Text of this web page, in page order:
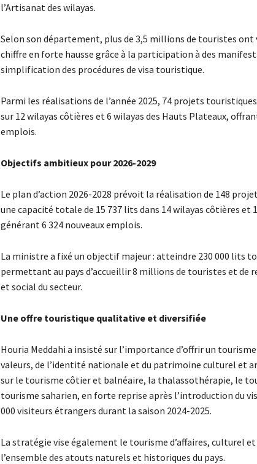
l’Artisanat des wilayas.
Selon son département, plus de 3,5 millions de touristes ont
chiffre en forte hausse grâce à la participation à des
simplification des procédures de visa touristique.
Parmi les réalisations de l’année 2025, 74 projets
sur 12 wilayas côtières et 6 wilayas des Hauts Plateaux,
emplois.
Objectifs ambitieux pour 2026-2029
Le plan d’action 2026-2028 prévoit la réalisation de 148
une capacité totale de 15 737 lits dans 14 wilayas côtières et
générant 6 324 nouveaux emplois.
La ministre a fixé un objectif majeur : atteindre 230 000 lits
permettant au pays d’accueillir 8 millions de touristes et de
et social du secteur.
Une offre touristique qualitative et diversifiée
Houria Meddahi a insisté sur l’importance d’offrir un
valeurs, de l’identité nationale et du patrimoine culturel et
sur le tourisme côtier et balnéaire, la thalassothérapie, le
tourisme saharien, en forte reprise après l’introduction du
000 visiteurs étrangers durant la saison 2024-2025.
La stratégie vise également le tourisme d’affaires, culturel
l’ensemble des atouts naturels et historiques du pays.